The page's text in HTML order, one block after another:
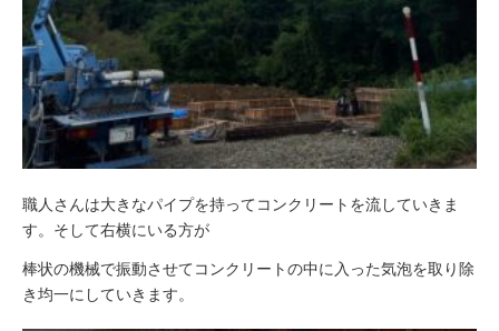
職人さんは大きなパイプを持ってコンクリートを流していきま
す。そして右横にいる方が
棒状の機械で振動させてコンクリートの中に入った気泡を取り除
き均一にしていきます。